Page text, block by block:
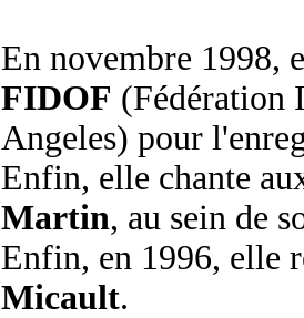
En novembre 1998,
FIDOF (Fédération
Angeles) pour
Enfin, elle chante
Martin, au sein de
Enfin, en 1996, elle
Micault.